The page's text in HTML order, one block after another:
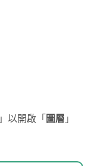
」以開啟「圖層 」